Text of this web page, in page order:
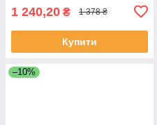
1 240,20 ₴ 1 378 ₴
Купити
–10%